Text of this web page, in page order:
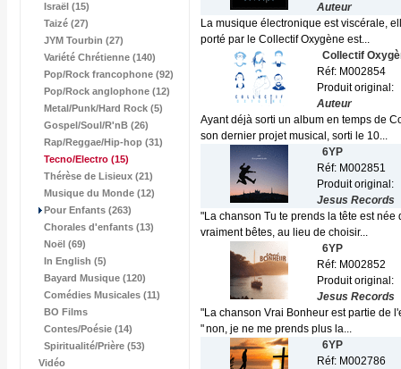
Israël (15)
Taizé (27)
JYM Tourbin (27)
Variété Chrétienne (140)
Pop/Rock francophone (92)
Pop/Rock anglophone (12)
Metal/Punk/Hard Rock (5)
Gospel/Soul/R'nB (26)
Rap/Reggae/Hip-hop (31)
Tecno/Electro (15)
Thérèse de Lisieux (21)
Musique du Monde (12)
Pour Enfants (263)
Chorales d'enfants (13)
Noël (69)
In English (5)
Bayard Musique (120)
Comédies Musicales (11)
BO Films
Contes/Poésie (14)
Spiritualité/Prière (53)
Vidéo
Auteur
La musique électronique est viscérale,
porté par le Collectif Oxygène est...
Collectif
Réf: M002854
Produit original:
Auteur
Ayant déjà sorti un album en temps de
son dernier projet musical, sorti le 10...
6YP
Réf: M002851
Produit original:
Jesus Records
"La chanson Tu te prends la tête est
vraiment bêtes, au lieu de choisir...
6YP
Réf: M002852
Produit original:
Jesus Records
"La chanson Vrai Bonheur est partie de
" non, je ne me prends plus la...
6YP
Réf: M002786